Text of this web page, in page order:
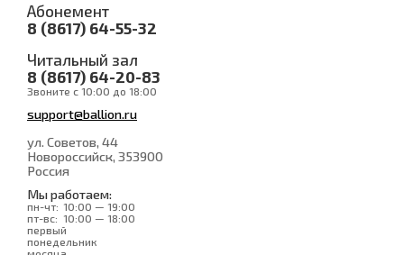
Абонемент
8 (8617) 64-55-32
Читальный зал
8 (8617) 64-20-83
Звоните с 10:00 до 18:00
support@ballion.ru
ул. Советов, 44
Новороссийск, 353900
Россия
Мы работаем:
пн-чт: 10:00 — 19:00
пт-вс: 10:00 — 18:00
первый
понедельник